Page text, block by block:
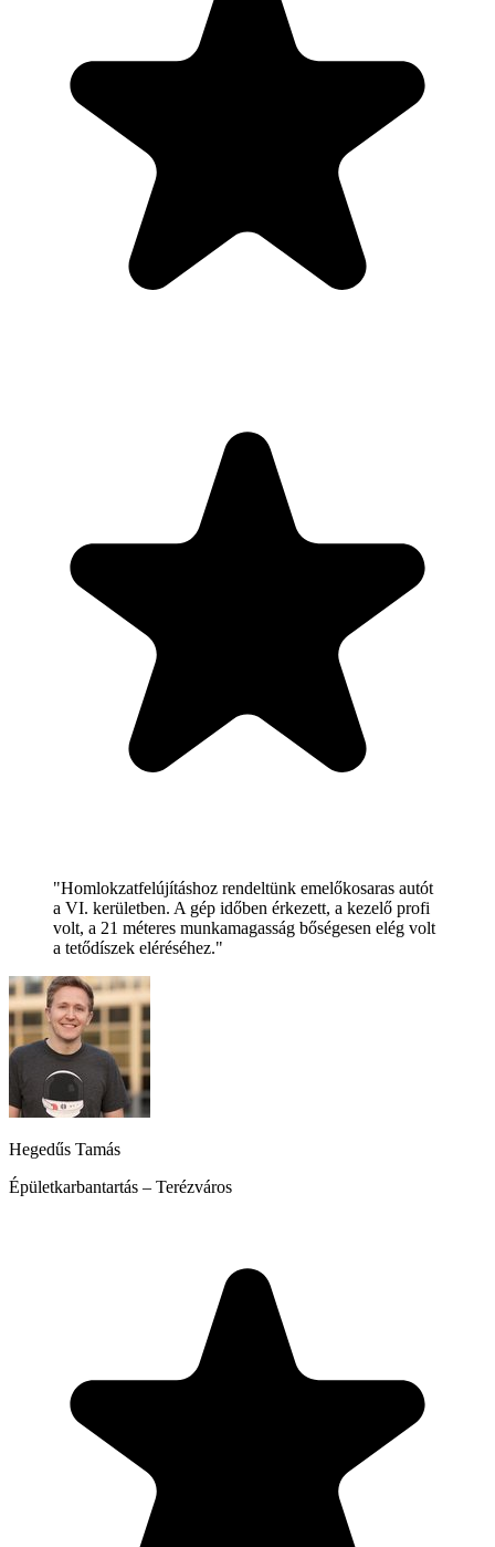
"Homlokzatfelújításhoz rendeltünk emelőkosaras autót
a VI. kerületben. A gép időben érkezett, a kezelő profi
volt, a 21 méteres munkamagasság bőségesen elég volt
a tetődíszek eléréséhez."
Hegedűs Tamás
Épületkarbantartás – Terézváros